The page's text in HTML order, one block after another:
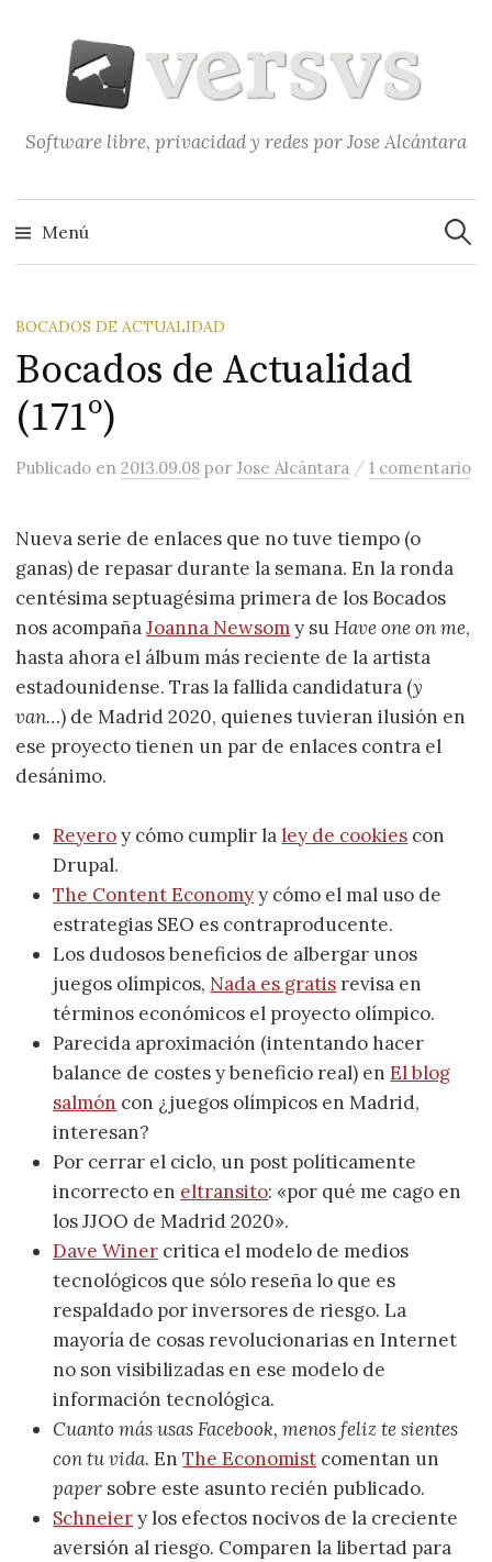
contenido
Software libre, privacidad y redes por Jose Alcántara
Menú
BOCADOS DE ACTUALIDAD
Bocados de Actualidad
(171º)
Publicado en2013.09.08 porJose Alcántara /1 comentario
Nueva serie de enlaces que no tuve tiempo (o
ganas) de repasar durante la semana. En la ronda
centésima septuagésima primera de los Bocados
nos acompañaJoanna Newsomy suHave one on me,
hasta ahora el álbum más reciente de la artista
estadounidense. Tras la fallida candidatura (y
van…) de Madrid 2020, quienes tuvieran ilusión en
ese proyecto tienen un par de enlaces contra el
desánimo.
Reyeroy cómo cumplir laley de cookies con
Drupal.
The Content Economyy cómo el mal uso de
estrategias SEO es contraproducente.
Los dudosos beneficios de albergar unos
juegos olímpicos, Nada es gratis revisa en
términos económicos el proyecto olímpico.
Parecida aproximación (intentando hacer
balance de costes y beneficio real) enEl blog
salmón con ¿juegos olímpicos en Madrid,
interesan?
Por cerrar el ciclo, un post políticamente
incorrecto en eltransito: «por qué me cago en
los JJOO de Madrid 2020».
Dave Winer critica el modelo de medios
tecnológicos que sólo reseña lo que es
respaldado por inversores de riesgo. La
mayoría de cosas revolucionarias en Internet
no son visibilizadas en ese modelo de
información tecnológica.
Cuanto más usas Facebook, menos feliz te sientes
con tu vida. EnThe Economist comentan un
paper sobre este asunto recién publicado.
Schneiery los efectos nocivos de la creciente
aversión al riesgo. Comparen la libertad para